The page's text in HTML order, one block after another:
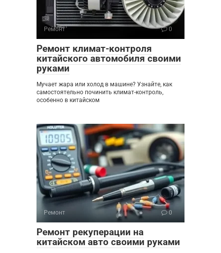
Ремонт 0
Ремонт климат-контроля
китайского автомобиля своими
руками
Мучает жара или холод в машине? Узнайте, как
самостоятельно починить климат-контроль,
особенно в китайском
Ремонт 0
Ремонт рекуперации на
китайском авто своими руками